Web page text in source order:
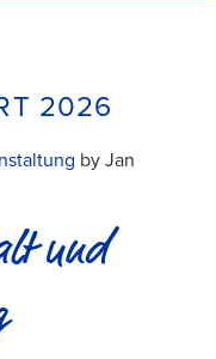
2026
by Jan
und